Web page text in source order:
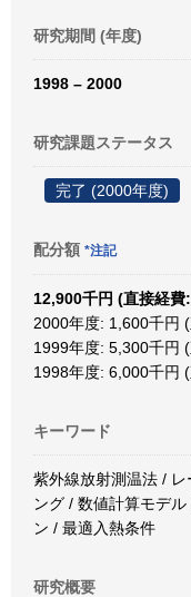
研究期間 (年度)
1998 – 2000
研究課題ステータス
完了 (2000年度)
配分額 *注記
12,900千円 (直接経
2000年度: 1,600千円
1999年度: 5,300千円
1998年度: 6,000千円
キーワード
紫外線放射測温法 /
ング / 数値計算モデ
ン / 最適入熱条件
研究概要